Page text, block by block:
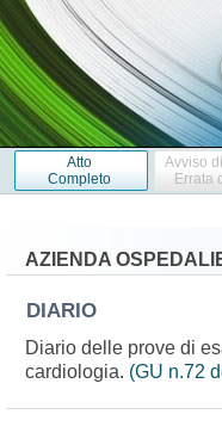
Atto
Completo
Avviso
Errata
AZIENDA
DIARIO
Diario delle prove di
cardiologia. (GU n.72